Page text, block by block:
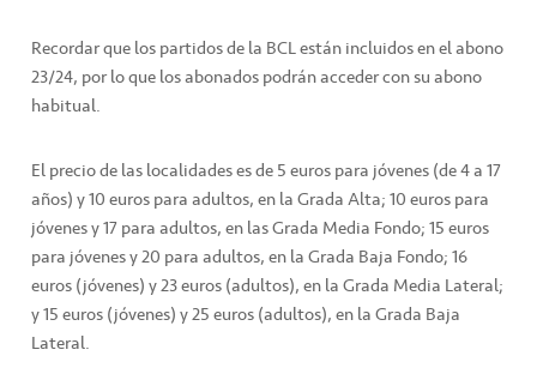
Recordar que los partidos de la BCL están incluidos en el abono
23/24, por lo que los abonados podrán acceder con su abono
habitual.
El precio de las localidades es de 5 euros para jóvenes (de 4 a 17
años) y 10 euros para adultos, en la Grada Alta; 10 euros para
jóvenes y 17 para adultos, en las Grada Media Fondo; 15 euros
para jóvenes y 20 para adultos, en la Grada Baja Fondo; 16
euros (jóvenes) y 23 euros (adultos), en la Grada Media Lateral;
y 15 euros (jóvenes) y 25 euros (adultos), en la Grada Baja
Lateral.